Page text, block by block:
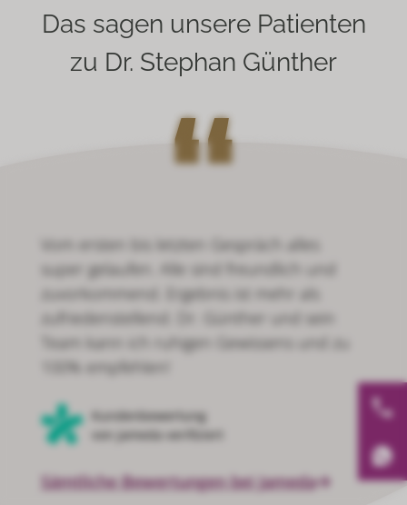
Das sagen unsere Patienten
zu Dr. Stephan Günther
Dr . Günther ist sehr einfühlsam und hat
mich super beraten ,sein Ergebnis war
ausgezeichnet. Würde ich mehr als fünf
Sterne vergeben können würde ich es
direkt machen.
von Jameda verifiziert